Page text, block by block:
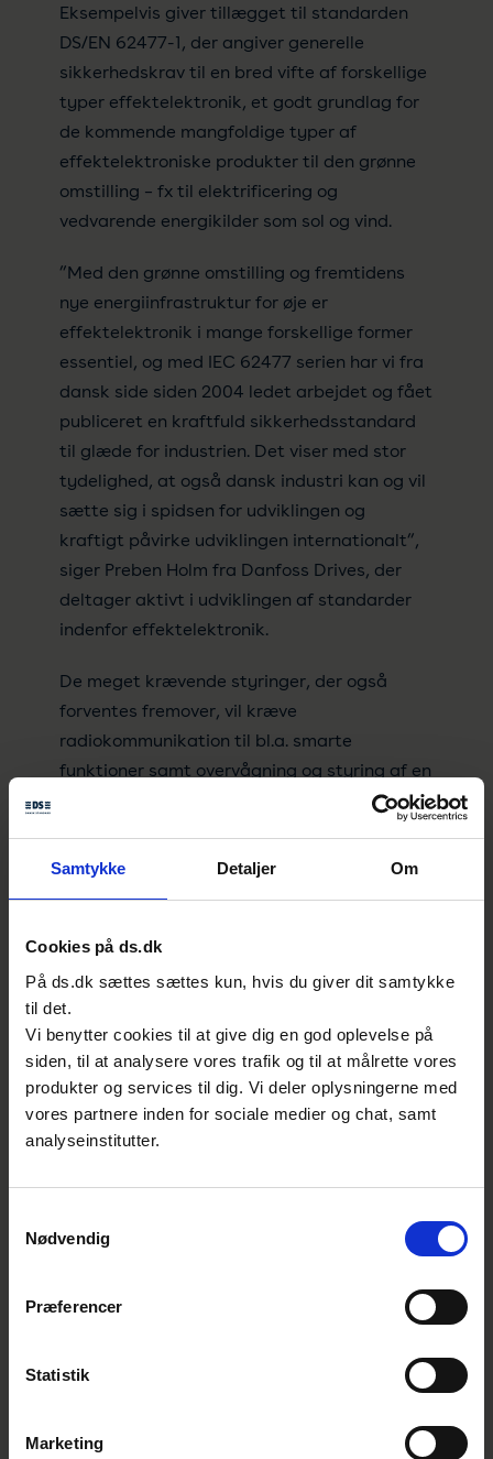
Samtykke Detaljer Om
Cookies på ds.dk
På ds.dk sættes sættes kun, hvis du giver dit samtykke
til det.
Vi benytter cookies til at give dig en god oplevelse på
siden, til at analysere vores trafik og til at målrette vores
produkter og services til dig. Vi deler oplysningerne med
vores partnere inden for sociale medier og chat, samt
analyseinstitutter.
Nødvendig
Præferencer
Statistik
Marketing
Eksempelvis giver tillægget til standarden
DS/EN 62477-1, der angiver generelle
sikkerhedskrav til en bred vifte af forskellige
typer effektelektronik, et godt grundlag for
de kommende mangfoldige typer af
effektelektroniske produkter til den grønne
omstilling – fx til elektrificering og
vedvarende energikilder som sol og vind.
”Med den grønne omstilling og fremtidens
nye energiinfrastruktur for øje er
effektelektronik i mange forskellige former
essentiel, og med IEC 62477 serien har vi fra
dansk side siden 2004 ledet arbejdet og fået
publiceret en kraftfuld sikkerhedsstandard
til glæde for industrien. Det viser med stor
tydelighed, at også dansk industri kan og vil
sætte sig i spidsen for udviklingen og
kraftigt påvirke udviklingen internationalt”,
siger Preben Holm fra Danfoss Drives, der
deltager aktivt i udviklingen af standarder
indenfor effektelektronik.
De meget krævende styringer, der også
forventes fremover, vil kræve
radiokommunikation til bl.a. smarte
funktioner samt overvågning og styring af en
lang række el-forsyningsaspekter, og dette
DS/EN 62477-1, som på sigt vil kunne
af markedsføringsloven med krav om CE-
mærkning af alt elektronisk udstyr, der
indeholder en form for radiokommunikation.
Det danske standardiseringsudvalg for
effektelektronik er åbent for alle, der er
industrielt interesserede i at gøre fremtidens
standarder bedre eller ønsker at blive
Standarden DS/EN 61800-5-1 for
Man kan i det nye bilag ZZ, som er udgivet
mellem direktivets krav og de enkelte